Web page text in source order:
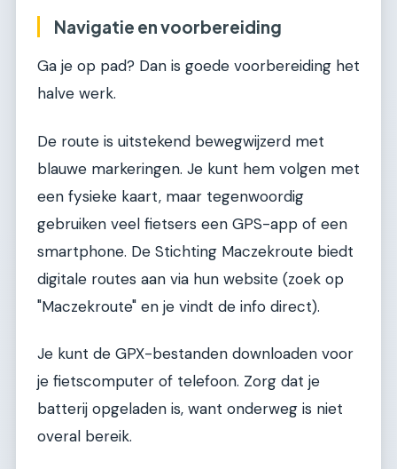
Navigatie en voorbereiding
Ga je op pad? Dan is goede voorbereiding het
halve werk.
De route is uitstekend bewegwijzerd met
blauwe markeringen. Je kunt hem volgen met
een fysieke kaart, maar tegenwoordig
gebruiken veel fietsers een GPS-app of een
smartphone. De Stichting Maczekroute biedt
digitale routes aan via hun website (zoek op
"Maczekroute" en je vindt de info direct).
Je kunt de GPX-bestanden downloaden voor
je fietscomputer of telefoon. Zorg dat je
batterij opgeladen is, want onderweg is niet
overal bereik.